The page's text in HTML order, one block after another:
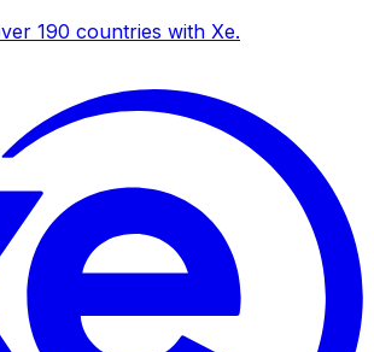
190 countries with Xe.